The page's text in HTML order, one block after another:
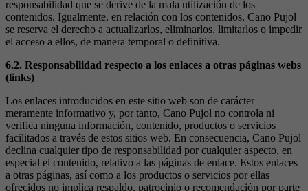
responsabilidad que se derive de la mala utilización de los
contenidos. Igualmente, en relación con los contenidos, Cano Pujol
se reserva el derecho a actualizarlos, eliminarlos, limitarlos o impedir
el acceso a ellos, de manera temporal o definitiva.
6.2. Responsabilidad respecto a los enlaces a otras páginas webs
(links)
Los enlaces introducidos en este sitio web son de carácter
meramente informativo y, por tanto, Cano Pujol no controla ni
verifica ninguna información, contenido, productos o servicios
facilitados a través de estos sitios web. En consecuencia, Cano Pujol
declina cualquier tipo de responsabilidad por cualquier aspecto, en
especial el contenido, relativo a las páginas de enlace. Estos enlaces
a otras páginas, así como a los productos o servicios por ellas
ofrecidos no implica respaldo, patrocinio o recomendación por parte